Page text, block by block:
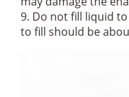
9. Do not fill liquid
to fill should be